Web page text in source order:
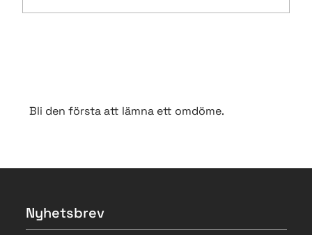
Bli den första att lämna ett omdöme.
Nyhetsbrev